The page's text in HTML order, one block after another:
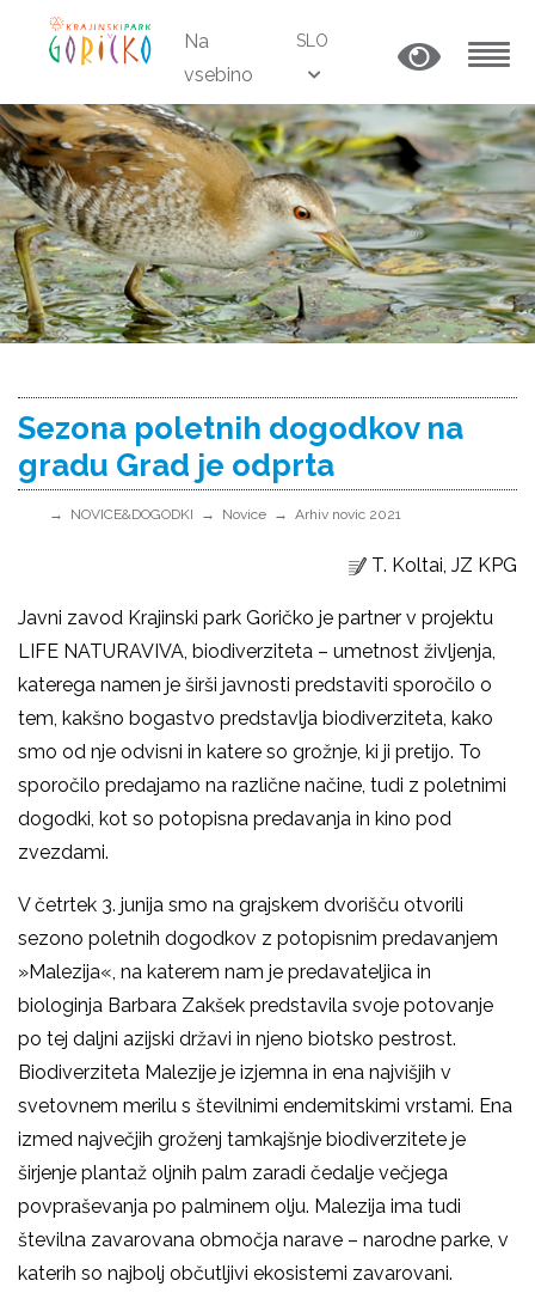
Na
vsebino
SLO
Sezona poletnih dogodkov na
gradu Grad je odprta
NOVICE&DOGODKI Novice Arhiv novic 2021
T. Koltai, JZ KPG
Javni zavod Krajinski park Goričko je partner v projektu
LIFE NATURAVIVA, biodiverziteta – umetnost življenja,
katerega namen je širši javnosti predstaviti sporočilo o
tem, kakšno bogastvo predstavlja biodiverziteta, kako
smo od nje odvisni in katere so grožnje, ki ji pretijo. To
sporočilo predajamo na različne načine, tudi z poletnimi
dogodki, kot so potopisna predavanja in kino pod
zvezdami.
V četrtek 3. junija smo na grajskem dvorišču otvorili
sezono poletnih dogodkov z potopisnim predavanjem
»Malezija«, na katerem nam je predavateljica in
biologinja Barbara Zakšek predstavila svoje potovanje
po tej daljni azijski državi in njeno biotsko pestrost.
Biodiverziteta Malezije je izjemna in ena najvišjih v
svetovnem merilu s številnimi endemitskimi vrstami. Ena
izmed največjih groženj tamkajšnje biodiverzitete je
širjenje plantaž oljnih palm zaradi čedalje večjega
povpraševanja po palminem olju. Malezija ima tudi
številna zavarovana območja narave – narodne parke, v
katerih so najbolj občutljivi ekosistemi zavarovani.